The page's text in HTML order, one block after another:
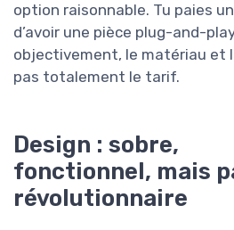
option raisonnable. Tu paies
d’avoir une pièce plug-and-
objectivement, le matériau et
pas totalement le tarif.
Design : sobre,
fonctionnel, mais
révolutionnaire